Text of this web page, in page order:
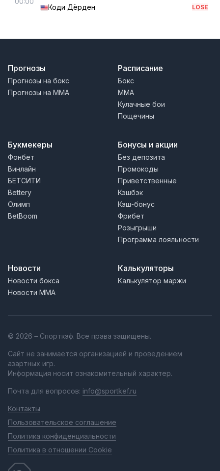
Коди Дёрден LOSE
Прогнозы
Прогнозы на бокс
Прогнозы на MMA
Расписание
Бокс
MMA
Кулачные бои
Пощечины
Букмекеры
Фонбет
Винлайн
БЕТСИТИ
Bettery
Олимп
BetBoom
Бонусы и акции
Без депозита
Промокоды
Приветственные
Кэшбэк
Кэш-бонус
Фрибет
Розыгрыши
Программа лояльности
Новости
Новости бокса
Новости MMA
Калькуляторы
Калькулятор маржи
© 2026 – Спорткэф. Все права защищены.
Сайт не занимается организацией и проведением
азартных игр.
Информация носит ознакомительный характер.
Почта для вопросов: info@sportkef.ru
Контакты
Пользовательское соглашение
Политика конфиденциальности
Политика в отношении Cookie